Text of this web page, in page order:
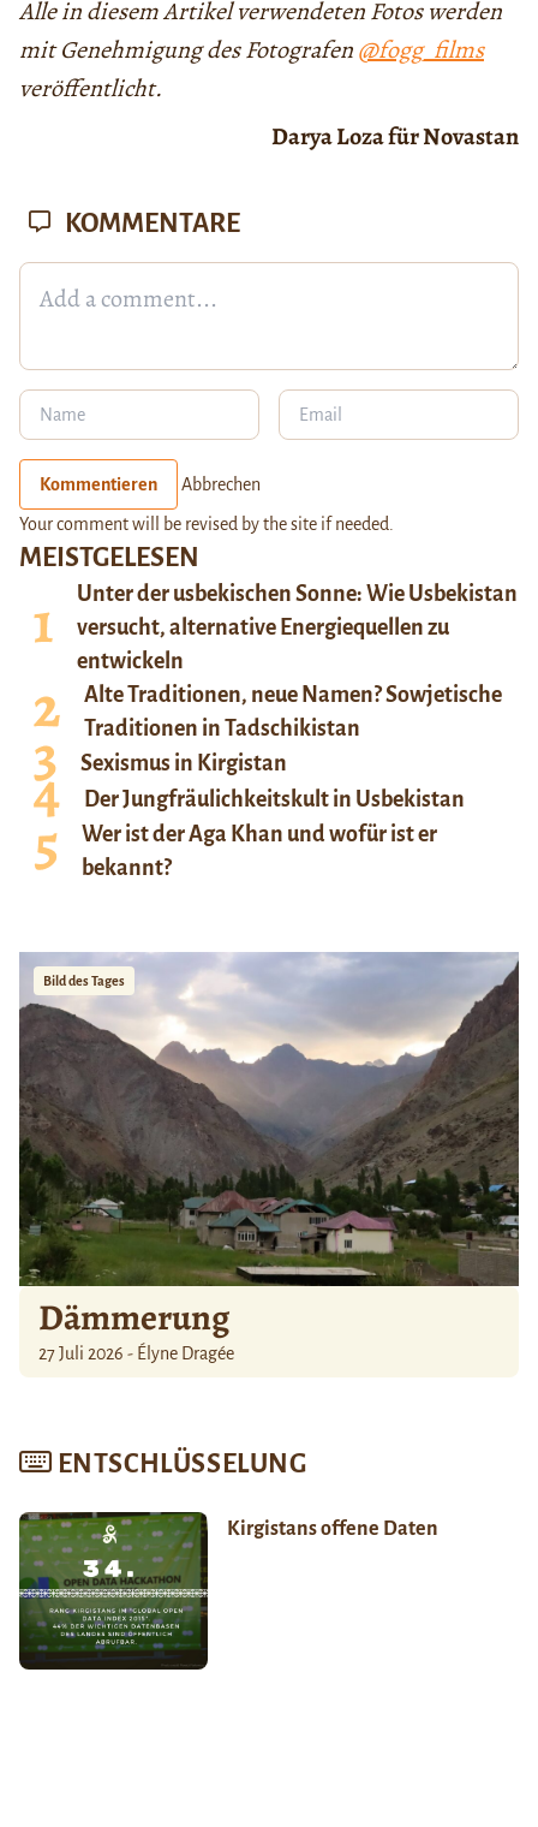
Alle in diesem Artikel verwendeten Fotos werden
mit Genehmigung des Fotografen@fogg_films
veröffentlicht.
Darya Loza für Novastan
MEISTGELESEN
Unter der usbekischen Sonne: Wie Usbekistan
versucht, alternative Energiequellen zu
entwickeln
Alte Traditionen, neue Namen? Sowjetische
Traditionen in Tadschikistan
Sexismus in Kirgistan
Der Jungfräulichkeitskult in Usbekistan
Wer ist der Aga Khan und wofür ist er
bekannt?
Bild des Tages
Dämmerung
27 Juli 2026 - Élyne Dragée
ENTSCHLÜSSELUNG
Kirgistans offene Daten
KOMMENTARE
Kommentieren Abbrechen
Your comment will be revised by the site if needed.